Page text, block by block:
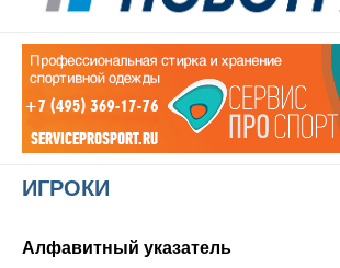
ИГРОКИ
Алфавитный указатель